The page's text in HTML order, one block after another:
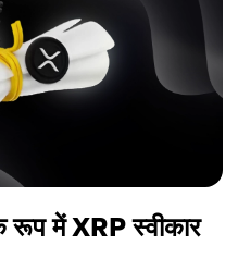
रूप में XRP स्वीकार